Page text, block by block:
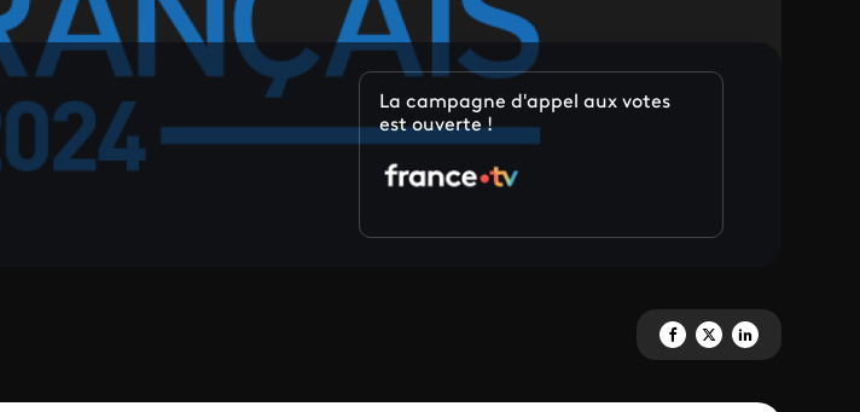
La campagne d'appel aux votes
est ouverte !
Partagez 'Le village préféré
Partagez 'Le village
Partagez 'Le